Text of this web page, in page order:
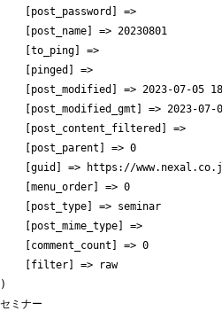
    [post_password] =>
    [post_name] => 20230801
    [to_ping] =>
    [pinged] =>
[post_modified] => 2023-07-05
[post_modified_gmt] => 2023-07-
    [post_content_filtered] =>
    [post_parent] => 0
[guid] => https://
    [menu_order] => 0
    [post_type] => seminar
    [post_mime_type] =>
    [comment_count] => 0
    [filter] => raw
セミナー